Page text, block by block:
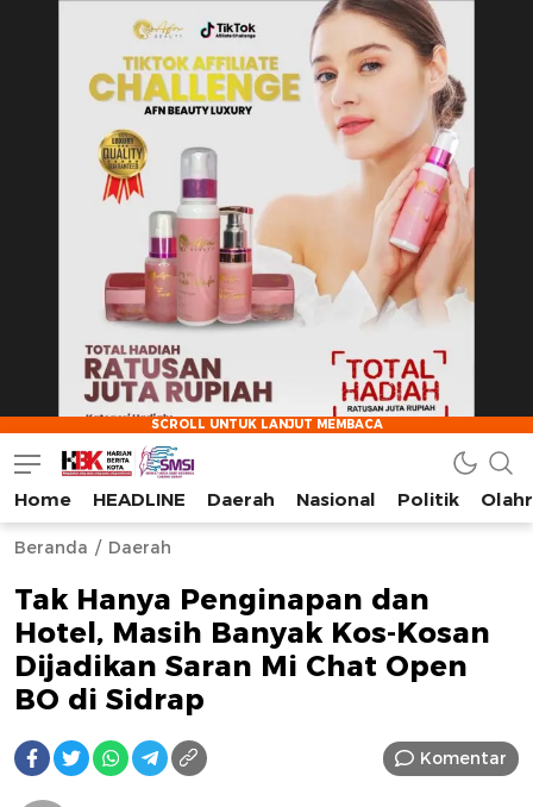
AFN BEAUTY LUXURY
HarianBeritaKota
Mengabarkan Setiap Detil, Sudut, dan Cerita Kota
Home HEADLINE Daerah Nasional Politik
Beranda Daerah
Tak Hanya Penginapan dan
Hotel, Masih Banyak Kos-Kosan
Dijadikan Saran Mi Chat Open
BO di Sidrap
Komentar